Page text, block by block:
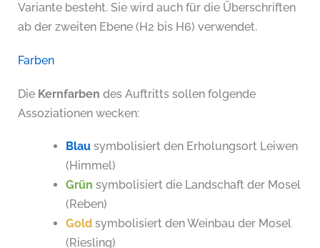
Variante besteht. Sie wird auch für die Überschriften
ab der zweiten Ebene (H2 bis H6) verwendet.
Farben
Die Kernfarben des Auftritts sollen folgende
Assoziationen wecken:
Blausymbolisiert den Erholungsort Leiwen
(Himmel)
Grün symbolisiert die Landschaft der Mosel
(Reben)
Goldsymbolisiert den Weinbau der Mosel
(Riesling)